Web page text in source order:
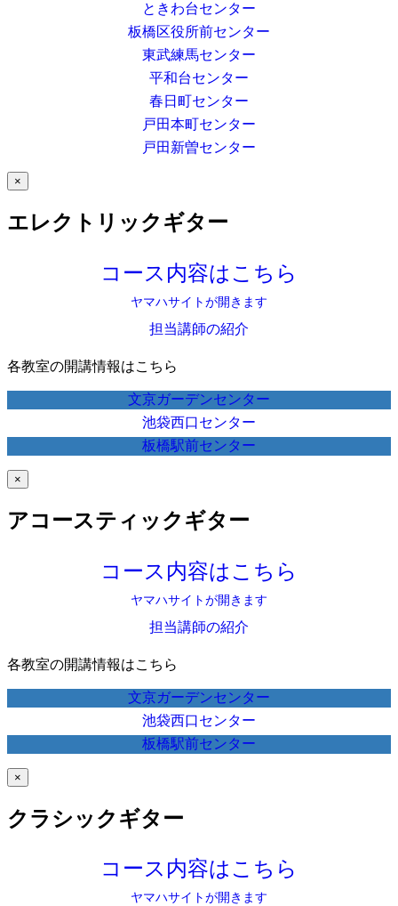
ときわ台センター
板橋区役所前センター
東武練馬センター
平和台センター
春日町センター
戸田本町センター
戸田新曽センター
×
エレクトリックギター
コース内容はこちら
ヤマハサイトが開きます
担当講師の紹介
各教室の開講情報はこちら
文京ガーデンセンター
池袋西口センター
板橋駅前センター
×
アコースティックギター
コース内容はこちら
ヤマハサイトが開きます
担当講師の紹介
各教室の開講情報はこちら
文京ガーデンセンター
池袋西口センター
板橋駅前センター
×
クラシックギター
コース内容はこちら
ヤマハサイトが開きます